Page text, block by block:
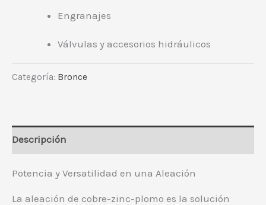
Engranajes
Válvulas y accesorios hidráulicos
Categoría: Bronce
Descripción
Potencia y Versatilidad en una Aleación
La aleación de cobre-zinc-plomo es la solución